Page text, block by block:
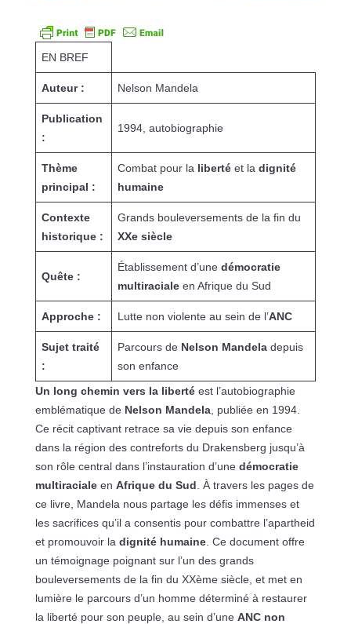
EN BREF
Auteur : Nelson Mandela
Publication
:
1994, autobiographie
Thème
principal :
Combat pour la libertéet la dignité
humaine
Contexte
historique :
Grands bouleversements de la fin du
XXe siècle
Quête :
Établissement d’une démocratie
multiracialeen Afrique du Sud
Approche : Lutte non violente au sein de l’ANC
Sujet traité
:
Parcours de Nelson Mandeladepuis
son enfance
Un long chemin vers la libertéest l’autobiographie
emblématique de Nelson Mandela, publiée en 1994.
Ce récit captivant retrace sa vie depuis son enfance
dans la région des contreforts du Drakensberg jusqu’à
son rôle central dans l’instauration d’une démocratie
multiracialeen Afrique du Sud . À travers les pages de
ce livre, Mandela nous partage les défis immenses et
les sacrifices qu’il a consentis pour combattre l’apartheid
et promouvoir la dignité humaine. Ce document offre
un témoignage poignant sur l’un des grands
bouleversements de la fin du XXème siècle, et met en
lumière le parcours d’un homme déterminé à restaurer
la liberté pour son peuple, au sein d’une ANC non